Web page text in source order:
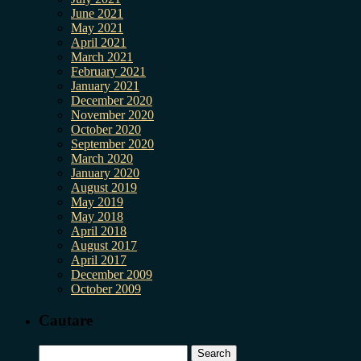
June 2021
May 2021
April 2021
March 2021
February 2021
January 2021
December 2020
November 2020
October 2020
September 2020
March 2020
January 2020
August 2019
May 2019
May 2018
April 2018
August 2017
April 2017
December 2009
October 2009
Cautare